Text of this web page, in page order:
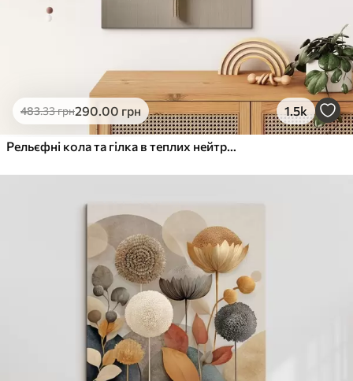
483.33грн290.00 грн 1.5k
Рельєфні кола та гілка в теплих нейтральних тонах